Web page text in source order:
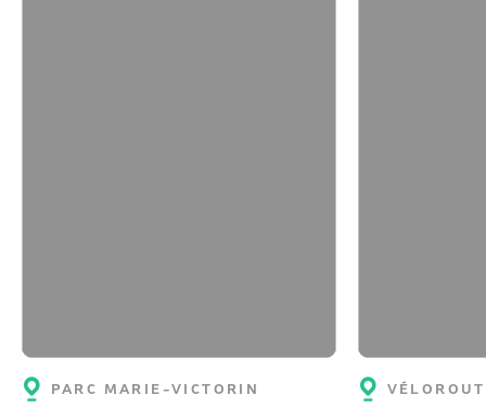
PARC MARIE-VICTORIN